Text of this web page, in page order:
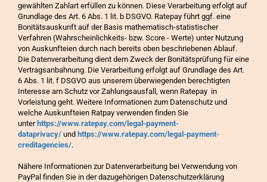
gewählten Zahlart erfüllen zu können. Diese Verarbeitung erfolgt auf
Grundlage des Art. 6 Abs. 1 lit. b DSGVO. Ratepay führt ggf. eine
Bonitätsauskunft auf der Basis mathematisch-statistischer
Verfahren (Wahrscheinlichkeits- bzw. Score - Werte) unter Nutzung
von Auskunfteien durch nach bereits oben beschriebenen Ablauf.
Die Datenverarbeitung dient dem Zweck der Bonitätsprüfung für eine
Vertragsanbahnung. Die Verarbeitung erfolgt auf Grundlage des Art.
6 Abs. 1 lit. f DSGVO aus unserem überwiegenden berechtigten
Interesse am Schutz vor Zahlungsausfall, wenn Ratepay in
Vorleistung geht. Weitere Informationen zum Datenschutz und
welche Auskunfteien Ratpay verwenden finden Sie
unter https://www.ratepay.com/legal-payment-
dataprivacy/ und https://www.ratepay.com/legal-payment-
creditagencies/.
Nähere Informationen zur Datenverarbeitung bei Verwendung von
PayPal finden Sie in der dazugehörigen Datenschutzerklärung